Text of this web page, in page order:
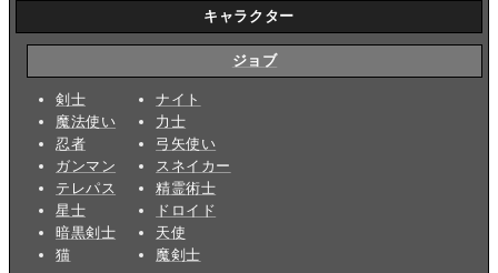
キャラクター
ジョブ
剣士
魔法使い
忍者
ガンマン
テレパス
星士
暗黒剣士
猫
ナイト
力士
弓矢使い
スネイカー
精霊術士
ドロイド
天使
魔剣士